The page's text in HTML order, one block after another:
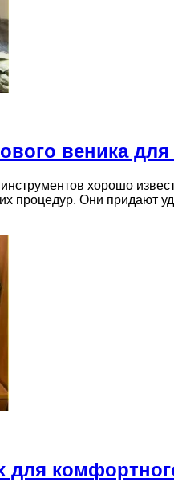
веника
хорошо
процедур. Они придают
для